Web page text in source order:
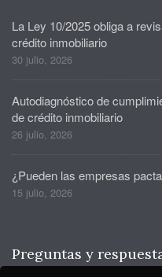
La Ley 10/2025 obliga a
crédito inmobiliario
30 julio, 2026
Autodiagnóstico de
de crédito inmobiliario
26 julio, 2026
¿Pueden las empresas
15 julio, 2026
Preguntas y